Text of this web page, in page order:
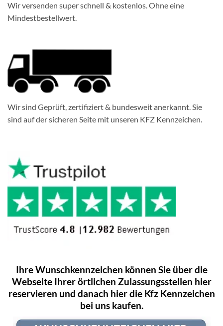
Wir versenden super schnell & kostenlos. Ohne eine
Mindestbestellwert.
Wir sind Geprüft, zertifiziert & bundesweit anerkannt. Sie
sind auf der sicheren Seite mit unseren KFZ Kennzeichen.
Ihre Wunschkennzeichen können Sie über die
Webseite Ihrer örtlichen Zulassungsstellen hier
reservieren und danach hier die Kfz Kennzeichen
bei uns kaufen.